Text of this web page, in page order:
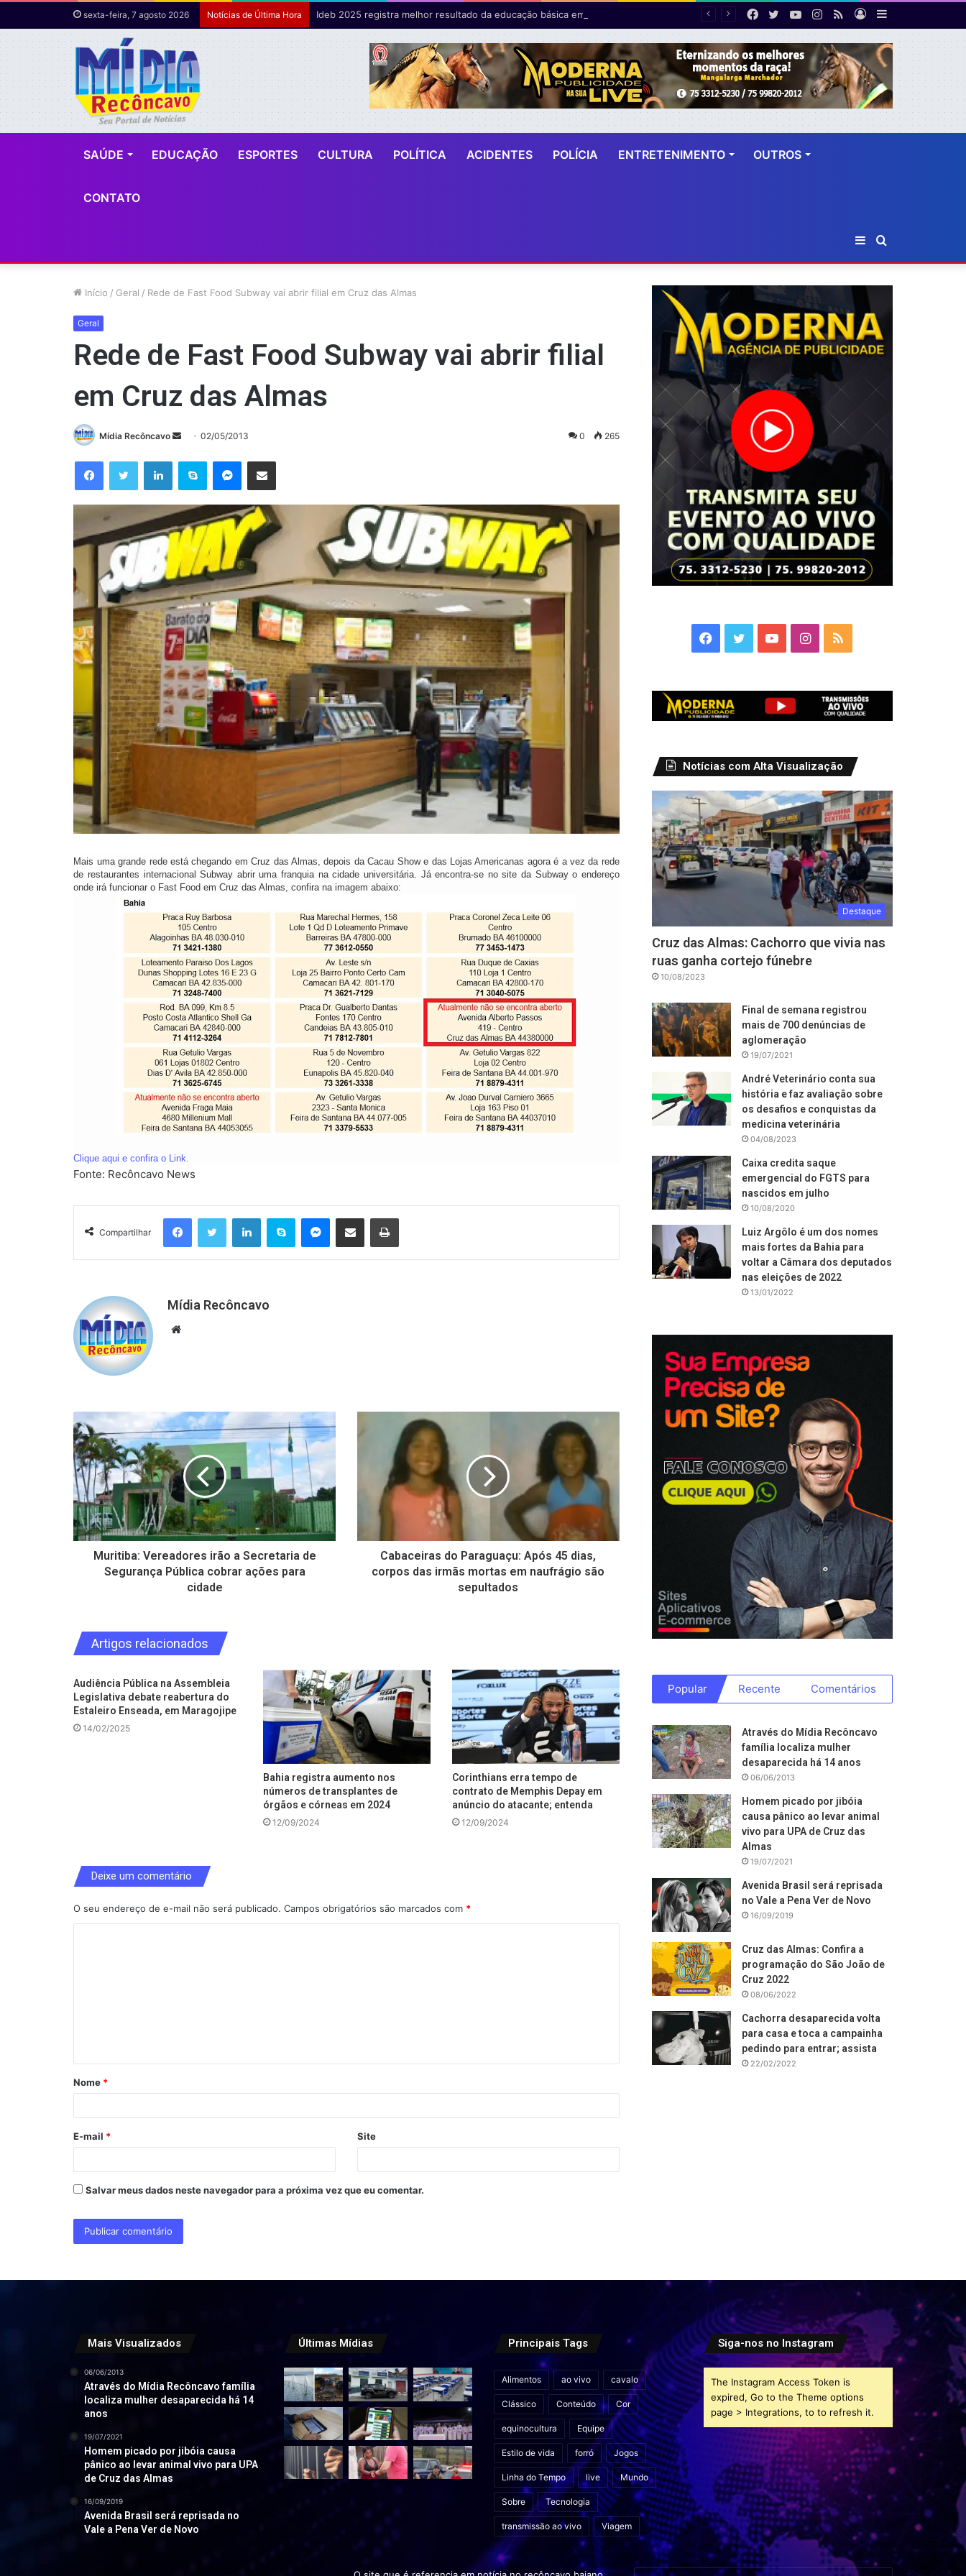
sexta-feira, 7 agosto 2026 Notícias de Última Hora
Barra
Lateral
Entrar
RSS
Instagram
YouTube
Twitter
Facebook
SAÚDE EDUCAÇÃO ESPORTES CULTURA POLÍTICA ACIDENTES POLÍCIA ENTRETENIMENTO OUTROS
CONTATO
por
Barra
Lateral
Início / Geral / Rede de Fast Food Subway vai abrir filial em Cruz das Almas
Geral
Rede de Fast Food Subway vai abrir filial
em Cruz das Almas
Mídia Recôncavo
Mande
e-
02/05/2013 0 265
FacebookTwitter LinkedinSkype Messenger
Compartilhar via e-mail
Mais uma grande rede está chegando em Cruz das Almas, depois daCacau Show e das Lojas Americanas agora é a vez da rede
de restaurantes internacional Subway abrir uma franquia na cidade universitária. Já encontra-se no site da Subway o endereço
onde irá funcionar o Fast Food em Cruz das Almas, confira na imagem abaixo:
Clique aqui e confira o Link.
Fonte: Recôncavo News
Compartilhar
FacebookTwitter LinkedinSkype Messenger
Compartilhar via e-mail Imprimir
Mídia Recôncavo
Website
Muritiba: Vereadores irão a Secretaria de
Segurança Pública cobrar ações para
cidade
Cabaceiras do Paraguaçu: Após 45 dias,
corpos das irmãs mortas em naufrágio são
sepultados
Artigos relacionados
Audiência Pública na Assembleia
Legislativa debate reabertura do
Estaleiro Enseada, em Maragojipe
14/02/2025
Bahia registra aumento nos
números de transplantes de
órgãos e córneas em 2024
12/09/2024
Corinthians erra tempo de
contrato de Memphis Depay em
anúncio do atacante; entenda
12/09/2024
Deixe um comentário
O seu endereço de e-mail não será publicado. Campos obrigatórios são marcados com *
á
r
*
Nome *
E-mail * Site
Salvar meus dados neste navegador para a próxima vez que eu comentar.
Facebook
TwitterYouTubeInstagram
RSS
Notícias com Alta Visualização
Destaque
Cruz das Almas: Cachorro que vivia nas
ruas ganha cortejo fúnebre
10/08/2023
Final de semana registrou
mais de 700 denúncias de
aglomeração
19/07/2021
André Veterinário conta sua
história e faz avaliação sobre
os desafios e conquistas da
medicina veterinária
04/08/2023
Caixa credita saque
emergencial do FGTS para
nascidos em julho
10/08/2020
Luiz Argôlo é um dos nomes
mais fortes da Bahia para
voltar a Câmara dos deputados
nas eleições de 2022
13/01/2022
Popular Recente Comentários
Através do Mídia Recôncavo
família localiza mulher
desaparecida há 14 anos
06/06/2013
Homem picado por jibóia
causa pânico ao levar animal
vivo para UPA de Cruz das
Almas
19/07/2021
Avenida Brasil será reprisada
no Vale a Pena Ver de Novo
16/09/2019
Cruz das Almas: Confira a
programação do São João de
Cruz 2022
08/06/2022
Cachorra desaparecida volta
para casa e toca a campainha
pedindo para entrar; assista
22/02/2022
Mais Visualizados
06/06/2013
Através do Mídia Recôncavo família
localiza mulher desaparecida há 14
anos
19/07/2021
Homem picado por jibóia causa
pânico ao levar animal vivo para UPA
de Cruz das Almas
16/09/2019
Avenida Brasil será reprisada no
Vale a Pena Ver de Novo
Últimas Mídias Principais Tags
Alimentos ao vivo cavalo
Clássico Conteúdo Cor
equinocultura Equipe
Estilo de vida forró Jogos
Linha do Tempo live Mundo
Sobre Tecnologia
transmissão ao vivo Viagem
Siga-nos no Instagram
The Instagram Access Token is
expired, Go to the Theme options
page > Integrations, to to refresh it.